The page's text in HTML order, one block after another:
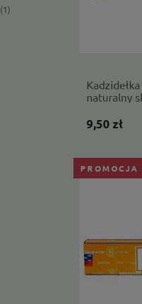
(1)
naturalny
9,50 zł
PROMOCJA